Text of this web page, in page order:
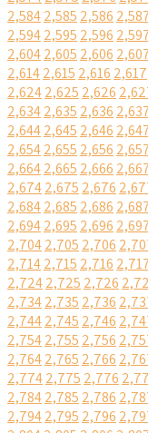
2,5842,585 2,586
2,5942,595 2,596
2,6042,605 2,606
2,6142,615 2,616 2,617
2,6242,625 2,626
2,6342,635 2,636
2,6442,645 2,646
2,6542,655 2,656
2,6642,665 2,666
2,6742,675 2,676
2,6842,685 2,686
2,6942,695 2,696
2,7042,705 2,706
2,7142,715 2,716
2,7242,725 2,726
2,7342,735 2,736
2,7442,745 2,746
2,7542,755 2,756
2,7642,765 2,766
2,7742,775 2,776
2,7842,785 2,786
2,7942,795 2,796